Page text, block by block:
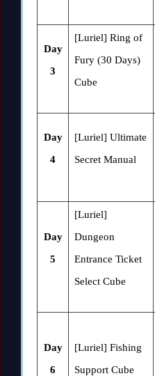
Day
3
[Luriel] Ring of
Fury (30 Days)
Cube
Day
4
[Luriel] Ultimate
Secret Manual
Day
5
[Luriel]
Dungeon
Entrance Ticket
Select Cube
Day
6
[Luriel] Fishing
Support Cube